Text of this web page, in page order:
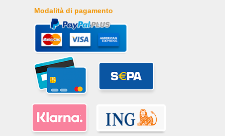
Modalità di pagamento